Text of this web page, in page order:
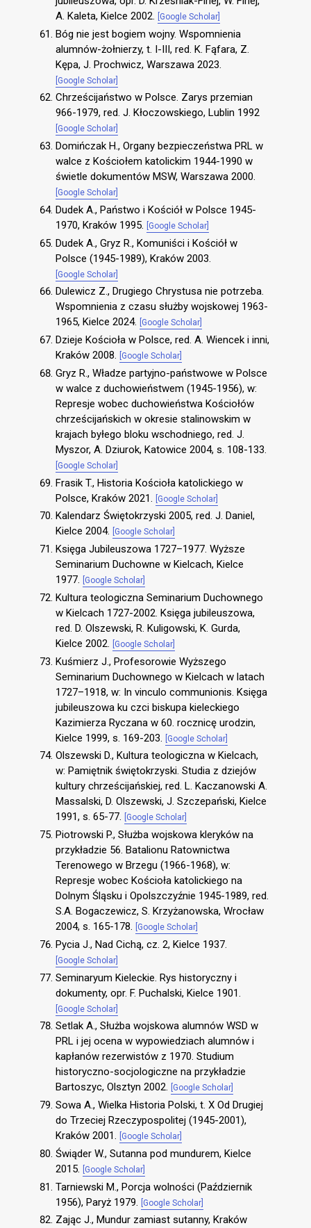
A. Kaleta, Kielce 2002.
[Google Scholar]
Bóg nie jest bogiem wojny. Wspomnienia
alumnów-żołnierzy, t. I-III, red. K. Fąfara, Z.
Kępa, J. Prochwicz, Warszawa 2023.
[Google Scholar]
Chrześcijaństwo w Polsce. Zarys przemian
966-1979, red. J. Kłoczowskiego, Lublin 1992
[Google Scholar]
Domińczak H., Organy bezpieczeństwa PRL w
walce z Kościołem katolickim 1944-1990 w
świetle dokumentów MSW, Warszawa 2000.
[Google Scholar]
Dudek A., Państwo i Kościół w Polsce 1945-
1970, Kraków 1995.
[Google Scholar]
Dudek A., Gryz R., Komuniści i Kościół w
Polsce (1945-1989), Kraków 2003.
[Google Scholar]
Dulewicz Z., Drugiego Chrystusa nie potrzeba.
Wspomnienia z czasu służby wojskowej 1963-
1965, Kielce 2024.
[Google Scholar]
Dzieje Kościoła w Polsce, red. A. Wiencek i inni,
Kraków 2008.
[Google Scholar]
Gryz R., Władze partyjno-państwowe w Polsce
w walce z duchowieństwem (1945-1956), w:
Represje wobec duchowieństwa Kościołów
chrześcijańskich w okresie stalinowskim w
krajach byłego bloku wschodniego, red. J.
Myszor, A. Dziurok, Katowice 2004, s. 108-133.
[Google Scholar]
Frasik T., Historia Kościoła katolickiego w
Polsce, Kraków 2021.
[Google Scholar]
Kalendarz Świętokrzyski 2005, red. J. Daniel,
Kielce 2004.
[Google Scholar]
Księga Jubileuszowa 1727–1977. Wyższe
Seminarium Duchowne w Kielcach, Kielce
1977.
[Google Scholar]
Kultura teologiczna Seminarium Duchownego
w Kielcach 1727-2002. Księga jubileuszowa,
red. D. Olszewski, R. Kuligowski, K. Gurda,
Kielce 2002.
[Google Scholar]
Kuśmierz J., Profesorowie Wyższego
Seminarium Duchownego w Kielcach w latach
1727–1918, w: In vinculo communionis. Księga
jubileuszowa ku czci biskupa kieleckiego
Kazimierza Ryczana w 60. rocznicę urodzin,
Kielce 1999, s. 169-203.
[Google Scholar]
Olszewski D., Kultura teologiczna w Kielcach,
w: Pamiętnik świętokrzyski. Studia z dziejów
kultury chrześcijańskiej, red. L. Kaczanowski A.
Massalski, D. Olszewski, J. Szczepański, Kielce
1991, s. 65-77.
[Google Scholar]
Piotrowski P., Służba wojskowa kleryków na
przykładzie 56. Batalionu Ratownictwa
Terenowego w Brzegu (1966-1968), w:
Represje wobec Kościoła katolickiego na
Dolnym Śląsku i Opolszczyźnie 1945-1989, red.
S.A. Bogaczewicz, S. Krzyżanowska, Wrocław
2004, s. 165-178.
[Google Scholar]
Pycia J., Nad Cichą, cz. 2, Kielce 1937.
[Google Scholar]
Seminaryum Kieleckie. Rys historyczny i
dokumenty, opr. F. Puchalski, Kielce 1901.
[Google Scholar]
Setlak A., Służba wojskowa alumnów WSD w
PRL i jej ocena w wypowiedziach alumnów i
kapłanów rezerwistów z 1970. Studium
historyczno-socjologiczne na przykładzie
Bartoszyc, Olsztyn 2002.
[Google Scholar]
Sowa A., Wielka Historia Polski, t. X Od Drugiej
do Trzeciej Rzeczypospolitej (1945-2001),
Kraków 2001.
[Google Scholar]
Świąder W., Sutanna pod mundurem, Kielce
2015.
[Google Scholar]
Tarniewski M., Porcja wolności (Październik
1956), Paryż 1979.
[Google Scholar]
Zając J., Mundur zamiast sutanny, Kraków